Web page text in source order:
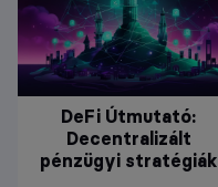
DeFi Útmutató:
Decentralizált
pénzügyi stratégiák